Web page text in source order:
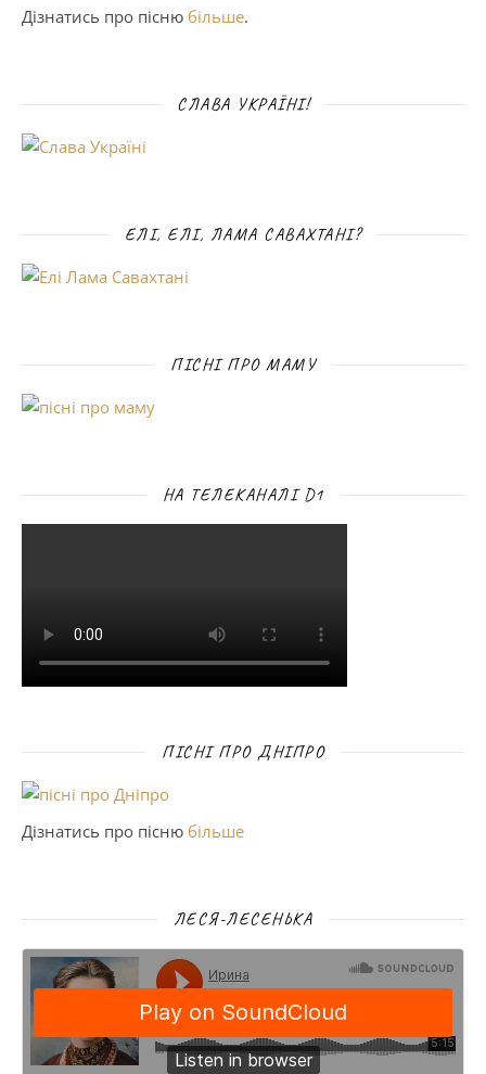
Дізнатись про пісню більше.
СЛАВА УКРАЇНІ!
ЕЛІ, ЕЛІ, ЛАМА САВАХТАНІ?
ПІСНІ ПРО МАМУ
НА ТЕЛЕКАНАЛІ D1
ПІСНІ ПРО ДНІПРО
Дізнатись про пісню більше
ЛЕСЯ-ЛЕСЕНЬКА